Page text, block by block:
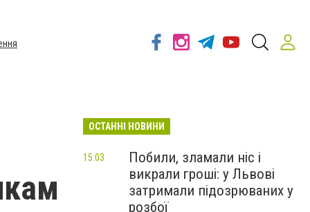
ОСТАННІ НОВИНИ
Побили, зламали ніс і
викрали гроші: у Львові
затримали підозрюваних у
розбої
15:03